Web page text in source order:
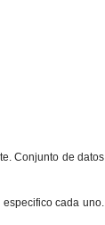
Conjunto de datos
cada uno.